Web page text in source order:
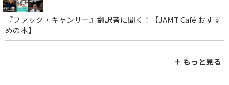
『ファック・キャンサー』翻訳者に聞く！【JAMT Café おすす
めの本】
＋ もっと見る